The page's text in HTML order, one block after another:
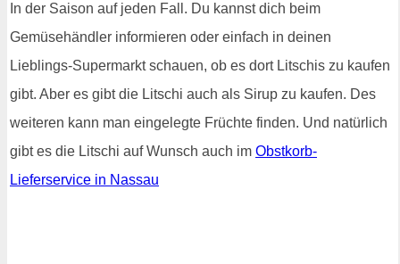
In der Saison auf jeden Fall. Du kannst dich beim
Gemüsehändler informieren oder einfach in deinen
Lieblings-Supermarkt schauen, ob es dort Litschis zu kaufen
gibt. Aber es gibt die Litschi auch als Sirup zu kaufen. Des
weiteren kann man eingelegte Früchte finden. Und natürlich
gibt es die Litschi auf Wunsch auch im Obstkorb-
Lieferservice in Nassau